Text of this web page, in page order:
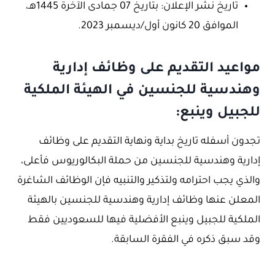
تاريخ نشر الإعلان: بتاريخ 07 جمادى الآخرة 1445هـ،
الموافق 20 كانون أول/ديسمبر 2023.
مواعيد التقديم على وظائف إدارية
وهندسية للجنسين في الهيئة الملكية
للجبيل وينبع:
تجدون أسفله تاريخ بداية ونهاية التقديم على وظائف
إدارية وهندسية للجنسين من حملة البكالوريوس فأعلى،
والذي يجب احترامه ولتذكير والتنبيه فإن الوظائف الشاغرة
المعلن عنها وظائف إدارية وهندسية للجنسين بالهيئة
الملكية للجبيل وينبع الأفضلية فيها للسعوديين فقط
وقد سبق ذكره في الفقرة السابقة.